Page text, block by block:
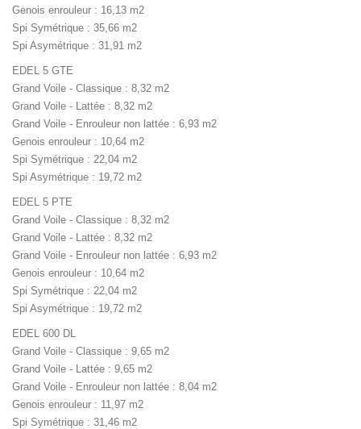
Genois enrouleur : 16,13 m2
Spi Symétrique : 35,66 m2
Spi Asymétrique : 31,91 m2
EDEL 5 GTE
Grand Voile - Classique : 8,32 m2
Grand Voile - Lattée : 8,32 m2
Grand Voile - Enrouleur non lattée : 6,93 m2
Genois enrouleur : 10,64 m2
Spi Symétrique : 22,04 m2
Spi Asymétrique : 19,72 m2
EDEL 5 PTE
Grand Voile - Classique : 8,32 m2
Grand Voile - Lattée : 8,32 m2
Grand Voile - Enrouleur non lattée : 6,93 m2
Genois enrouleur : 10,64 m2
Spi Symétrique : 22,04 m2
Spi Asymétrique : 19,72 m2
EDEL 600 DL
Grand Voile - Classique : 9,65 m2
Grand Voile - Lattée : 9,65 m2
Grand Voile - Enrouleur non lattée : 8,04 m2
Genois enrouleur : 11,97 m2
Spi Symétrique : 31,46 m2